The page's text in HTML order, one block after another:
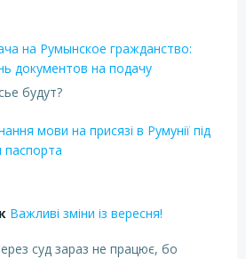
на Румынское гражданство:
документов на подачу
будут?
мови на присязі в Румунії під
паспорта
к Важливі зміни із вересня!
суд зараз не працює, бо